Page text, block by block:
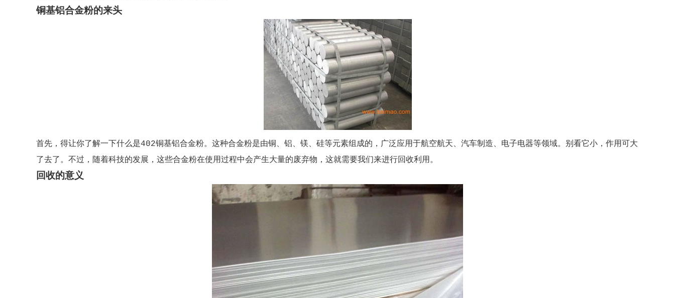
铜基铝合金粉的来头
首先，得让你了解一下什么是402铜基铝合金粉。这种合金粉是由铜、铝、镁、硅等元素组成的，广泛应用于航空航天、汽车制造、电子电器等领域。别看它小，作用可大
了去了。不过，随着科技的发展，这些合金粉在使用过程中会产生大量的废弃物，这就需要我们来进行回收利用。
回收的意义